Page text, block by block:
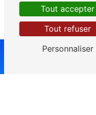
Tout accepter
Tout refuser
Personnaliser